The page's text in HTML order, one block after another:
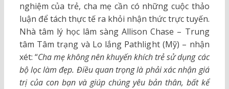
nghiệm của trẻ, cha mẹ cần có những cuộc thảo
luận để tách thực tế ra khỏi nhận thức trực tuyến.
Nhà tâm lý học lâm sàng Allison Chase – Trung
tâm Tâm trạng và Lo lắng Pathlight (Mỹ) – nhận
xét: “Cha mẹ không nên khuyến khích trẻ sử dụng các
bộ lọc làm đẹp. Điều quan trọng là phải xác nhận giá
trị của con bạn và giúp chúng yêu bản thân, bất kể